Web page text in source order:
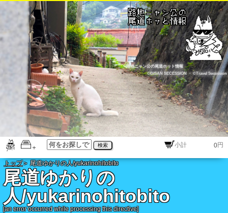
路地ニャン公の尾道ホット情報
©BISAN SECESSION
・©Travel Secession
検索 円
トップ＞ 尾道ゆかりの人/yukarinohitobito
尾道ゆかりの
人/yukarinohitobito
[an error occurred while processing this directive]